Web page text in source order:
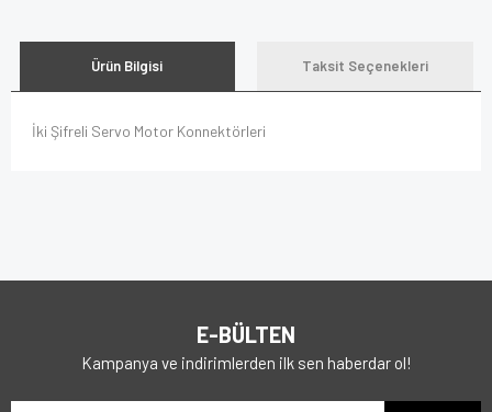
Ürün Bilgisi Taksit Seçenekleri
İki Şifreli Servo Motor Konnektörleri
E-BÜLTEN
Kampanya ve indirimlerden ilk sen haberdar ol!